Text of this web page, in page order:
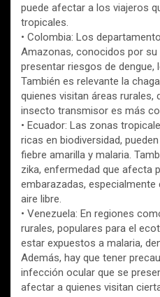
puede afectar a los viajeros
tropicales.
• Colombia: Los
Amazonas, conocidos por su
presentar riesgos de dengue,
También es relevante la
quienes visitan áreas rurales,
insecto transmisor es más
• Ecuador: Las zonas
ricas en biodiversidad,
fiebre amarilla y malaria.
zika, enfermedad que afecta
embarazadas, especialmente
aire libre.
• Venezuela: En regiones
rurales, populares para el
estar expuestos a malaria,
Además, hay que tener
infección ocular que se
afectar a quienes visitan